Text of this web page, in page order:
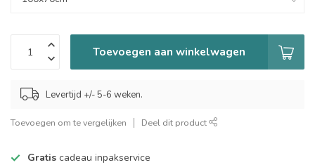
Toevoegen aan winkelwagen
Levertijd +/- 5-6 weken.
Toevoegen om te vergelijken Deel dit product
Gratis cadeau inpakservice